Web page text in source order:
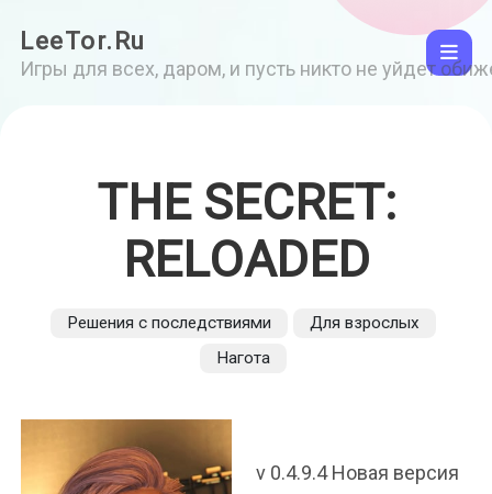
LeeTor.Ru
Игры для всех, даром, и пусть никто не уйдет
THE SECRET:
RELOADED
Решения с последствиями
Для взрослых
Нагота
v 0.4.9.4 Новая версия